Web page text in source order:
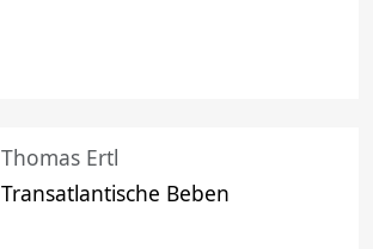
Thomas Ertl
Transatlantische Beben